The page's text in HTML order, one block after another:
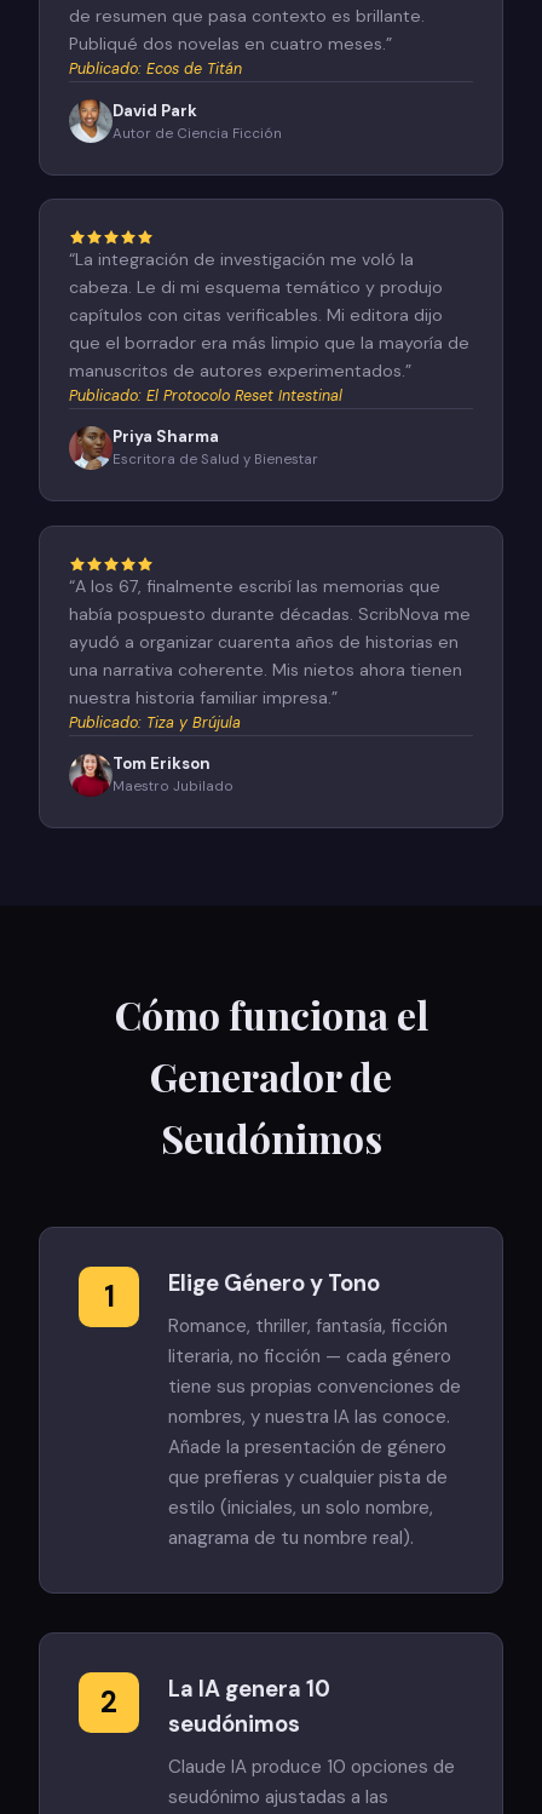
de resumen que pasa contexto es brillante.
Publiqué dos novelas en cuatro meses.”
Publicado: Ecos de Titán
David Park
Autor de Ciencia Ficción
“La integración de investigación me voló la
cabeza. Le di mi esquema temático y produjo
capítulos con citas verificables. Mi editora dijo
que el borrador era más limpio que la mayoría de
manuscritos de autores experimentados.”
Publicado: El Protocolo Reset Intestinal
Priya Sharma
Escritora de Salud y Bienestar
“A los 67, finalmente escribí las memorias que
había pospuesto durante décadas. ScribNova me
ayudó a organizar cuarenta años de historias en
una narrativa coherente. Mis nietos ahora tienen
nuestra historia familiar impresa.”
Publicado: Tiza y Brújula
Tom Erikson
Maestro Jubilado
Cómo funciona el
Generador de
Seudónimos
1 Elige Género y Tono
Romance, thriller, fantasía, ficción
literaria, no ficción — cada género
tiene sus propias convenciones de
nombres, y nuestra IA las conoce.
Añade la presentación de género
que prefieras y cualquier pista de
estilo (iniciales, un solo nombre,
anagrama de tu nombre real).
2
La IA genera 10
seudónimos
Claude IA produce 10 opciones de
seudónimo ajustadas a las